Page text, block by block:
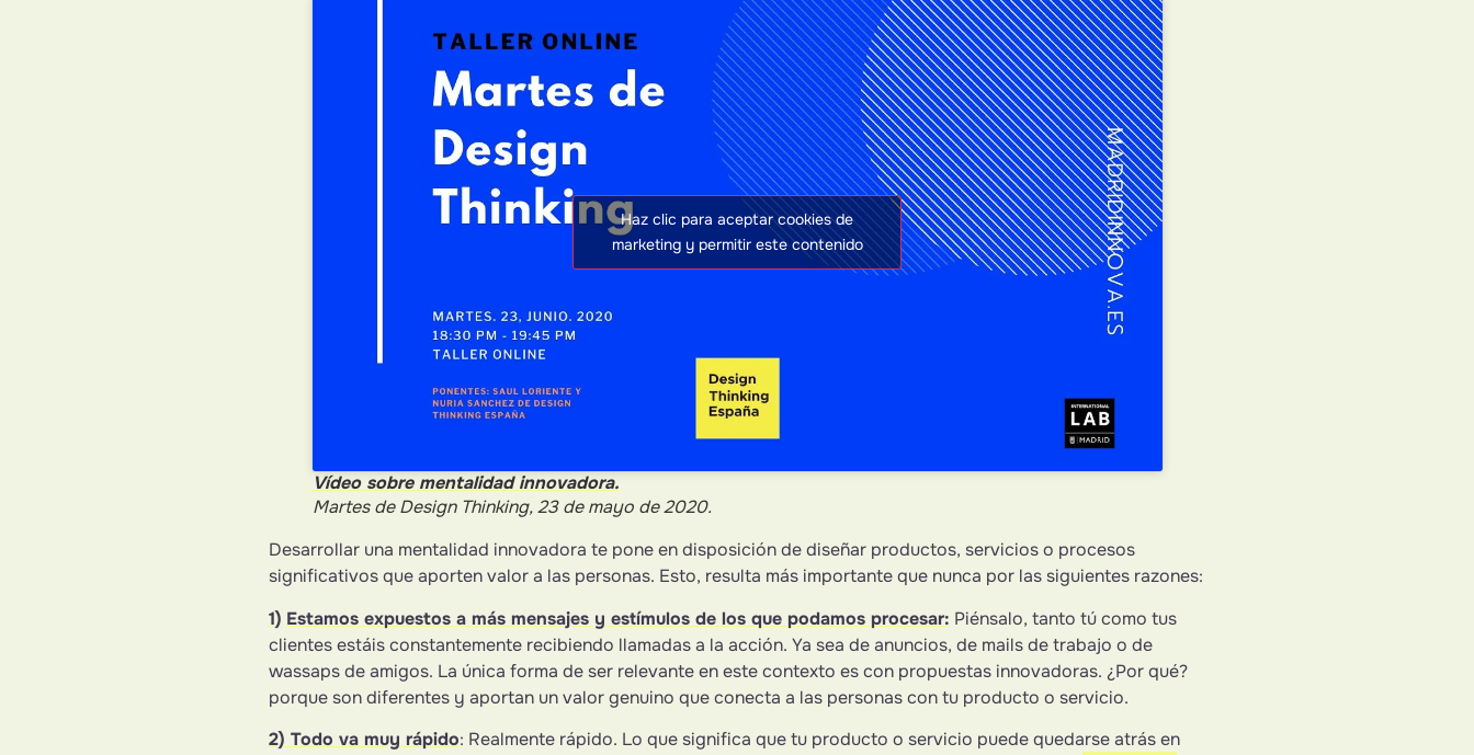
Haz clic para aceptar cookies de
marketing y permitir este contenido
Vídeo sobre mentalidad innovadora.
Martes de Design Thinking, 23 de mayo de 2020.
Desarrollar una mentalidad innovadora te pone en disposición de diseñar productos, servicios o procesos
significativos que aporten valor a las personas. Esto, resulta más importante que nunca por las siguientes razones:
1) Estamos expuestos a más mensajes y estímulos de los que podamos procesar: Piénsalo, tanto tú como tus
clientes estáis constantemente recibiendo llamadas a la acción. Ya sea de anuncios, de mails de trabajo o de
wassaps de amigos. La única forma de ser relevante en este contexto es con propuestas innovadoras. ¿Por qué?
porque son diferentes y aportan un valor genuino que conecta a las personas con tu producto o servicio.
2) Todo va muy rápido: Realmente rápido. Lo que significa que tu producto o servicio puede quedarse atrás en